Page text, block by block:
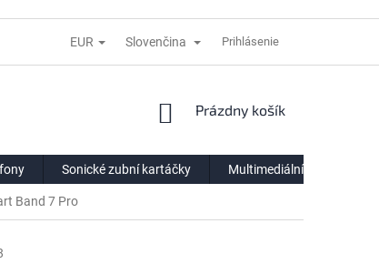
REKLAMACE DODACÍ PODMÍNKY
EUR Slovenčina Prihlásenie
NÁKUPNÝ
Prázdny košík
Sonické zubní kartáčky Multimediální centra
Band 7 Pro